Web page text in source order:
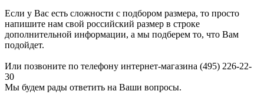
Если у Вас есть сложности с подбором размера, то просто
напишите нам свой российский размер в строке
дополнительной информации, а мы подберем то, что Вам
подойдет.
Или позвоните по телефону интернет-магазина (495) 226-22-
30
Мы будем рады ответить на Ваши вопросы.